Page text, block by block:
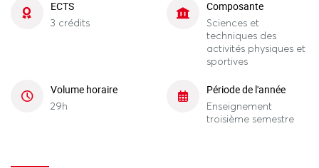
ECTS
3 crédits
Composante
Sciences et
techniques des
activités physiques et
sportives
Volume horaire
29h
Période de l'année
Enseignement
troisième semestre